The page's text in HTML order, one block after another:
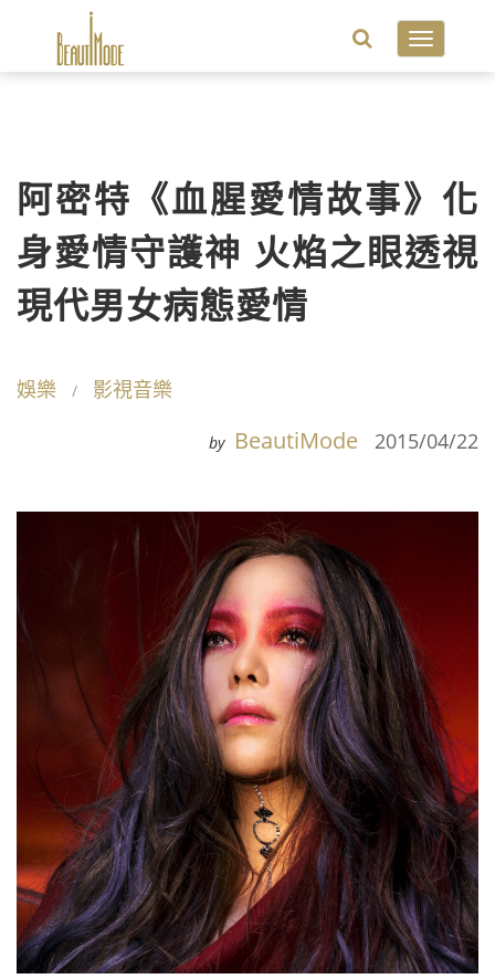
Toggle
阿密特《血腥愛情故事》化
身愛情守護神 火焰之眼透視
現代男女病態愛情
娛樂 影視音樂
by BeautiMode 2015/04/22